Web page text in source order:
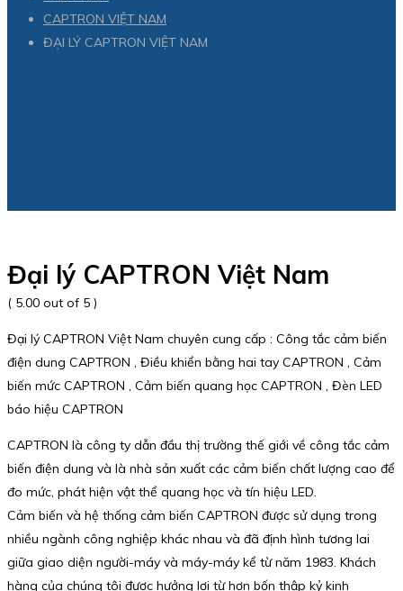
CAPTRON VIỆT NAM
ĐẠI LÝ CAPTRON VIỆT NAM
Đại lý CAPTRON Việt Nam
( 5.00 out of 5 )
Đại lý CAPTRON Việt Nam chuyên cung cấp : Công tắc cảm biến
điện dung CAPTRON , Điều khiển bằng hai tay CAPTRON , Cảm
biến mức CAPTRON , Cảm biến quang học CAPTRON , Đèn LED
báo hiệu CAPTRON
CAPTRON là công ty dẫn đầu thị trường thế giới về công tắc cảm
biến điện dung và là nhà sản xuất các cảm biến chất lượng cao để
đo mức, phát hiện vật thể quang học và tín hiệu LED.
Cảm biến và hệ thống cảm biến CAPTRON được sử dụng trong
nhiều ngành công nghiệp khác nhau và đã định hình tương lai
giữa giao diện người-máy và máy-máy kể từ năm 1983. Khách
hàng của chúng tôi được hưởng lợi từ hơn bốn thập kỷ kinh